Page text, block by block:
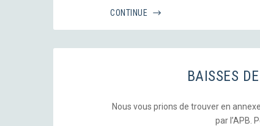
CONTINUE
BAISSES
Nous vous prions de trouver en
par l’APB.